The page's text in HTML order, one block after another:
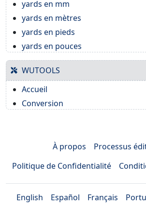
yards en mm
yards en mètres
yards en pieds
yards en pouces
WUTOOLS
Accueil
Conversion
À propos
Processus
Politique de Confidentialité
English Español Français